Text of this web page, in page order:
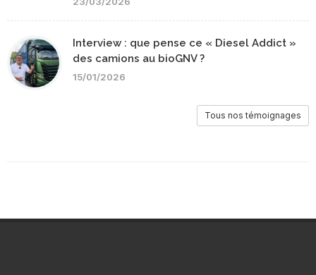
Interview : que pense ce « Diesel Addict »
des camions au bioGNV ?
15/01/2026
Tous nos témoignages